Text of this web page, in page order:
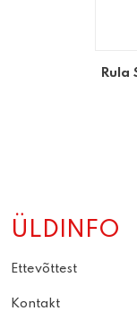
Rula
ÜLDINFO
Ettevõttest
Kontakt